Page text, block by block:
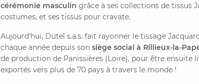
cérémonie masculin grâce à ses collections de tissus
costumes, et ses tissus pour cravate.
Aujourd'hui, Dutel s.a.s. fait rayonner le tissage
chaque année depuis son siège social à Rillieux-la-
de production de Panissières (Loire), pour être ensuite
exportés vers plus de 70 pays à travers le monde !